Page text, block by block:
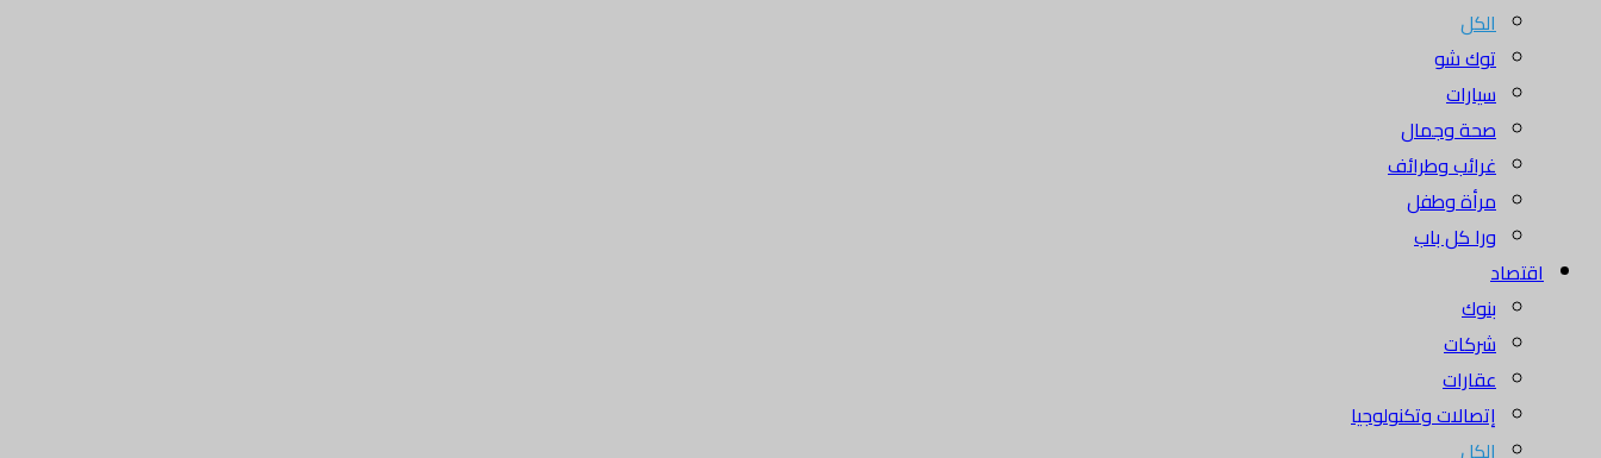
الكل
توك شو
سيارات
صحة وجمال
غرائب وطرائف
مرأة وطفل
ورا كل باب
اقتصاد
بنوك
شركات
عقارات
إتصالات وتكنولوجيا
الكل